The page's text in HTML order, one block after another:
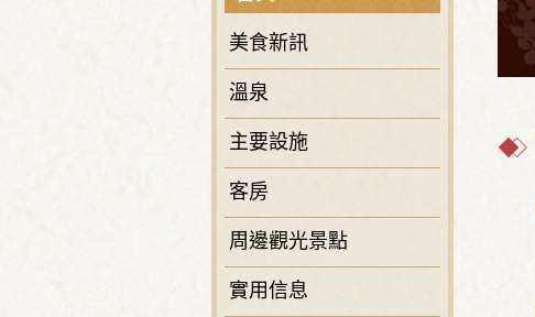
美食新訊
溫泉
主要設施
客房
周邊觀光景點
實用信息